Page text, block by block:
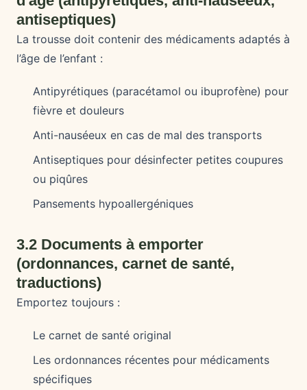
antiseptiques)
La trousse doit contenir des médicaments adaptés à
l’âge de l’enfant :
Antipyrétiques (paracétamol ou ibuprofène) pour
fièvre et douleurs
Anti-nauséeux en cas de mal des transports
Antiseptiques pour désinfecter petites coupures
ou piqûres
Pansements hypoallergéniques
3.2 Documents à emporter
(ordonnances, carnet de santé,
traductions)
Emportez toujours :
Le carnet de santé original
Les ordonnances récentes pour médicaments
spécifiques